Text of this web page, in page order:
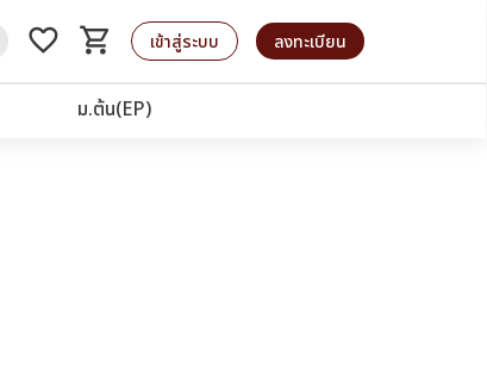
favorite_border shopping_cart
รถเข็น เข้าสู่ระบบ ลงทะเบียน
ม.ต้น(EP)